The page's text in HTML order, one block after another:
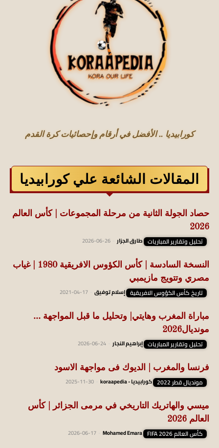
كورابيديا .. الأفضل في أرقام وإحصائيات كرة القدم
المقالات الشائعة علي كورابيديا
حصاد الجولة الثانية من مرحلة المجموعات | كأس العالم
2026
تحليل وتقارير المباريات طارق الجزار 2026-06-26
النسخة السادسة | كأس الكؤوس الافريقية 1980 | غياب
مصري وتتويج مازيمبي
تاريخ كأس الكؤوس الافريقية إسلام توفيق 2021-04-17
مباراة المغرب وهايتي| وتحليل ما قبل المواجهة …
مونديال2026
تحليل وتقارير المباريات إبراهيم النجار 2026-06-24
فرنسا والمغرب | الديوك فى مواجهة الاسود
مونديال قطر 2022 كورابيديا - koraapedia 2025-11-30
ميسي والهاتريك التاريخي في مرمى الجزائر | كأس
العالم 2026
كأس العالم FIFA 2026 Mohamed Emara
2026-06-17